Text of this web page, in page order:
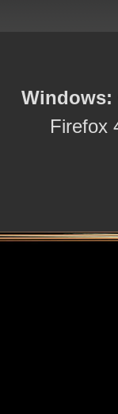
Windows:
Firefox